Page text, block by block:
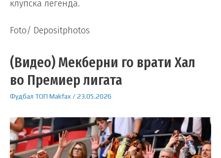
клупска легенда.
Foto/ Depositphotos
(Видео) Мекберни го врати Хал
во Премиер лигата
Фудбал ТОП Makfax /23.05.2026